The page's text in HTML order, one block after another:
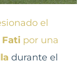
el
Fati por una
durante el